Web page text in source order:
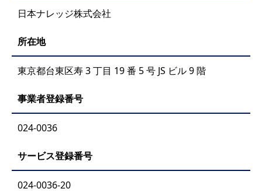
日本ナレッジ株式会社
所在地
東京都台東区寿 3 丁目 19 番 5 号 JS ビル 9 階
事業者登録番号
024-0036
サービス登録番号
024-0036-20